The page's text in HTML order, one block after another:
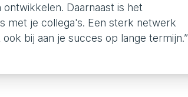
Daarnaast is het
met je collega's. Een sterk netwerk
bij aan je succes op lange termijn.”